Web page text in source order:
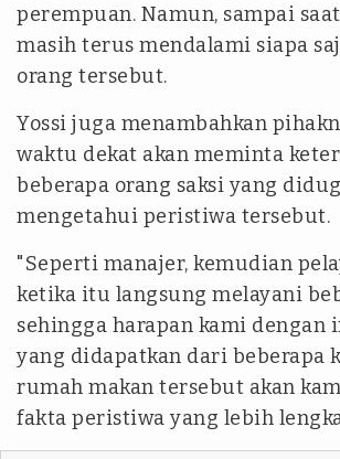
perempuan. Namun, sampai
masih terus mendalami siapa
orang tersebut.
Yossi juga menambahkan
waktu dekat akan meminta
beberapa orang saksi yang
mengetahui peristiwa tersebut.
"Seperti manajer, kemudian
ketika itu langsung melayani
sehingga harapan kami dengan
yang didapatkan dari beberapa
rumah makan tersebut akan
fakta peristiwa yang lebih